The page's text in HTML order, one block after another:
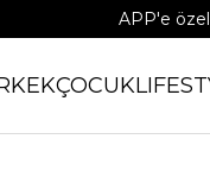
APP'e
ÇOCUK